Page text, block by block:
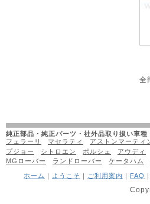
全
純正部品・純正パーツ・社外品取り扱い車種
フェラーリ
マセラティ アストンマーティ
プジョー
シトロエン ポルシェ アウディ
MGローバー
ランドローバー ケータハム
ホーム ｜ ようこそ ｜ ご利用案内 ｜ FAQ ｜